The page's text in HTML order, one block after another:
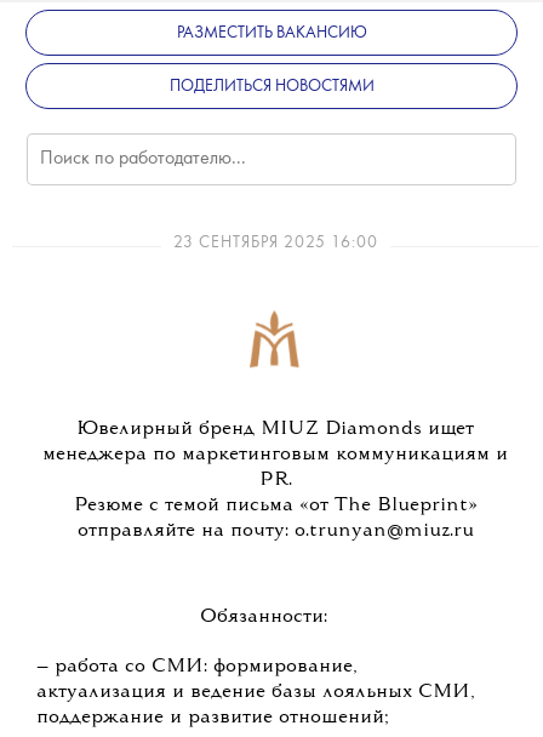
РАЗМЕСТИТЬ ВАКАНСИЮ
ПОДЕЛИТЬСЯ НОВОСТЯМИ
23 СЕНТЯБРЯ 2025 16:00
Ювелирный бренд MIUZ Diamonds ищет
менеджера по маркетинговым коммуникациям и
PR.
Резюме с темой письма «от The Blueprint»
отправляйте на почту: o.trunyan@miuz.ru
Обязанности:
— работа со СМИ: формирование,
актуализация и ведение базы лояльных СМИ,
поддержание и развитие отношений;